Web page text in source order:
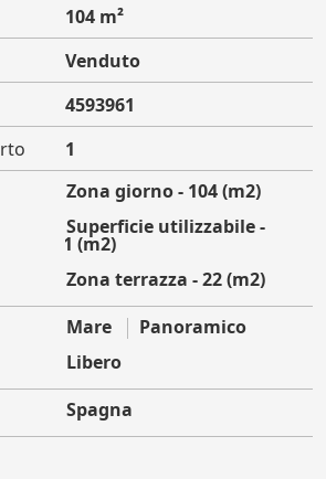
104 m²
Venduto
4593961
1
Zona giorno - 104 (m2)
Superficie utilizzabile -
111 (m2)
Zona terrazza - 22 (m2)
Mare
Panoramico
Libero
Spagna